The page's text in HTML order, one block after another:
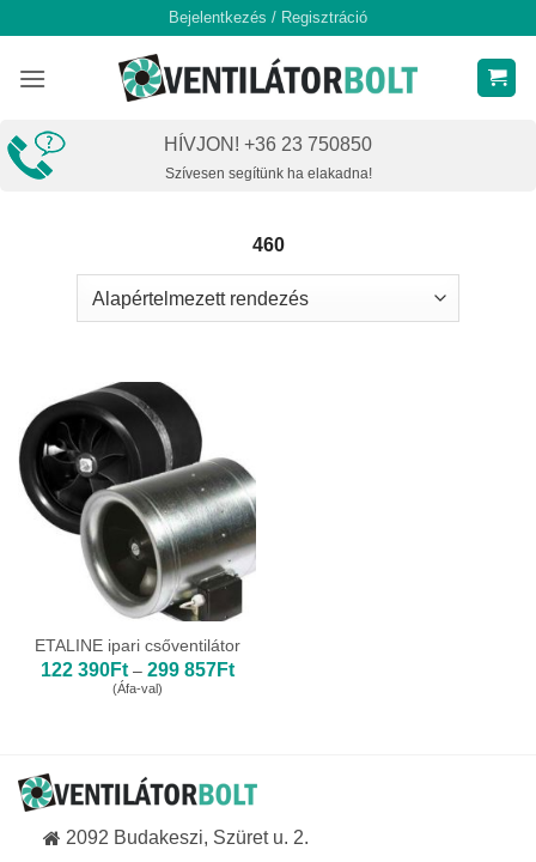
content
Bejelentkezés / Regisztráció
HÍVJON! +36 23 750850
Szívesen segítünk ha elakadna!
460
ETALINE ipari csőventilátor
122 390Ft – 299 857FtÁrtartomány:
(Áfa-val)
2092 Budakeszi, Szüret u. 2.